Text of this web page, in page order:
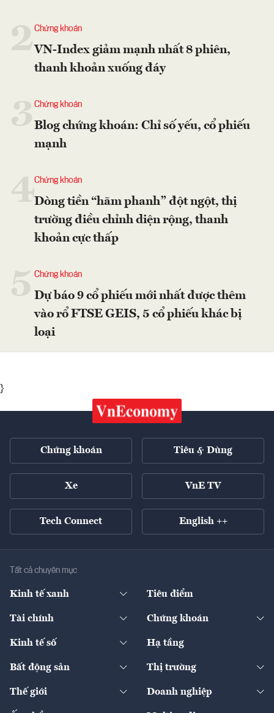
2Chứng khoán
VN-Index giảm mạnh nhất 8 phiên,
thanh khoản xuống đáy
Chứng khoán
Blog chứng khoán: Chỉ số yếu, cổ phiếu
mạnh
4Chứng khoán
Dòng tiền “hãm phanh” đột ngột, thị
trường điều chỉnh diện rộng, thanh
khoản cực thấp
Chứng khoán
Dự báo 9 cổ phiếu mới nhất được thêm
vào rổ FTSE GEIS, 5 cổ phiếu khác bị
loại
}
Chứng khoán Tiêu & Dùng
Xe VnE TV
Tech Connect English ++
Tất cả chuyên mục
Kinh tế xanh
Diễn đàn
Tiêu điểm
Tài chính
Ngân hàng
Bảo hiểm
Chứng khoán
Doanh nghiệp niêm yết
Kinh tế số
Sản phẩm - Thị trường
Hạ tầng
Bất động sản
Chính sách
Thị trường
Thế giới
Kinh tế
Doanh nghiệp